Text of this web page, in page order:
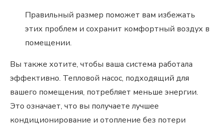
Правильный размер поможет вам избежать
этих проблем и сохранит комфортный воздух в
помещении.
Вы также хотите, чтобы ваша система работала
эффективно. Тепловой насос, подходящий для
вашего помещения, потребляет меньше энергии.
Это означает, что вы получаете лучшее
кондиционирование и отопление без потери